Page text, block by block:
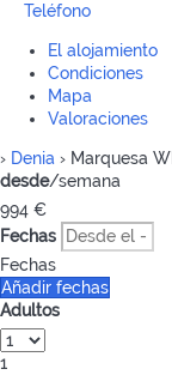
Teléfono
El alojamiento
Condiciones
Mapa
Valoraciones
› Denia › Marquesa
desde/semana
994 €
Fechas
Fechas
Añadir fechas
Adultos
1